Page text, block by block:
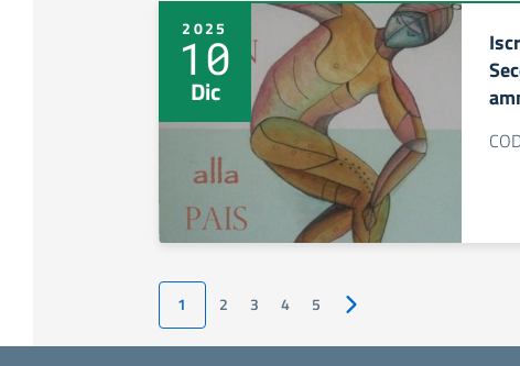
2025
10
Dic
1 2 3 4 5 Pagina successiva